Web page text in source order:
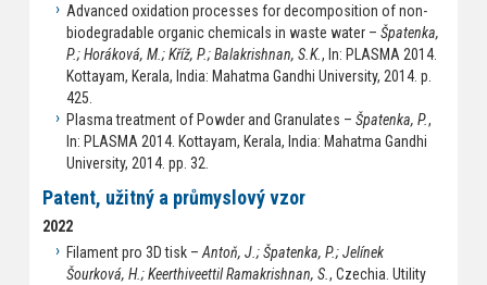
Advanced oxidation processes for decomposition of non-
biodegradable organic chemicals in waste water – Špatenka,
P.; Horáková, M.; Kříž, P.; Balakrishnan, S.K., In: PLASMA 2014.
Kottayam, Kerala, India: Mahatma Gandhi University, 2014. p.
425.
Plasma treatment of Powder and Granulates – Špatenka, P.,
In: PLASMA 2014. Kottayam, Kerala, India: Mahatma Gandhi
University, 2014. pp. 32.
Patent, užitný a průmyslový vzor
2022
Filament pro 3D tisk –Antoň, J.; Špatenka, P.; Jelínek
Šourková, H.; Keerthiveettil Ramakrishnan, S., Czechia. Utility